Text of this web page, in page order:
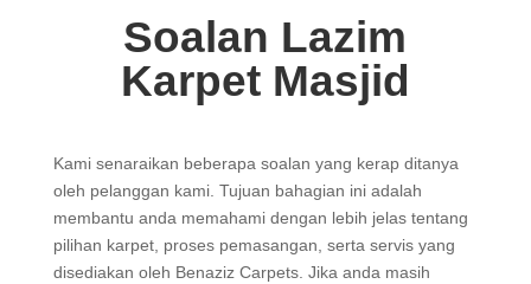
Soalan Lazim
Karpet Masjid
Kami senaraikan beberapa soalan yang kerap ditanya
oleh pelanggan kami. Tujuan bahagian ini adalah
membantu anda memahami dengan lebih jelas tentang
pilihan karpet, proses pemasangan, serta servis yang
disediakan oleh Benaziz Carpets. Jika anda masih